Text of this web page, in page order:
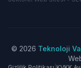
© 2026 Teknoloji